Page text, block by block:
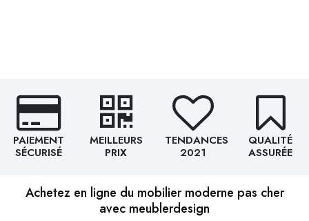
PAIEMENT
SÉCURISÉ
MEILLEURS
PRIX
TENDANCES
2021
QUALITÉ
ASSURÉE
Achetez en ligne du mobilier moderne pas cher
avec meublerdesign